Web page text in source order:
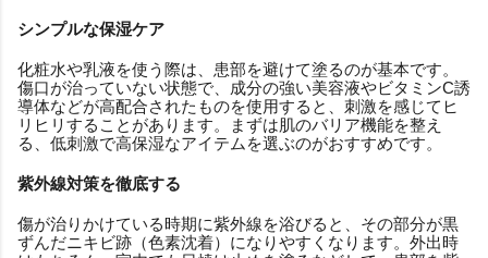
シンプルな保湿ケア
化粧水や乳液を使う際は、患部を避けて塗るのが基本です。
傷口が治っていない状態で、成分の強い美容液やビタミンC誘
導体などが高配合されたものを使用すると、刺激を感じてヒ
リヒリすることがあります。まずは肌のバリア機能を整え
る、低刺激で高保湿なアイテムを選ぶのがおすすめです。
紫外線対策を徹底する
傷が治りかけている時期に紫外線を浴びると、その部分が黒
ずんだニキビ跡（色素沈着）になりやすくなります。外出時